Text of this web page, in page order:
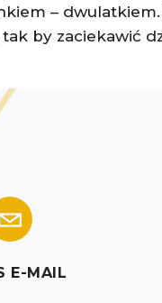
–
by zaciekawić
E-MAIL